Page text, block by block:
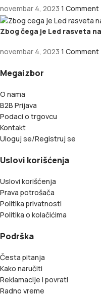
novembar 4, 2023 1 Comment
Zbog čega je Led rasveta
novembar 4, 2023 1 Comment
Megaizbor
O nama
B2B Prijava
Podaci o trgovcu
Kontakt
Uloguj se/Registruj se
Uslovi korišćenja
Uslovi korišćenja
Prava potrošača
Politika privatnosti
Politika o kolačićima
Podrška
Česta pitanja
Kako naručiti
Reklamacije i povrati
Radno vreme